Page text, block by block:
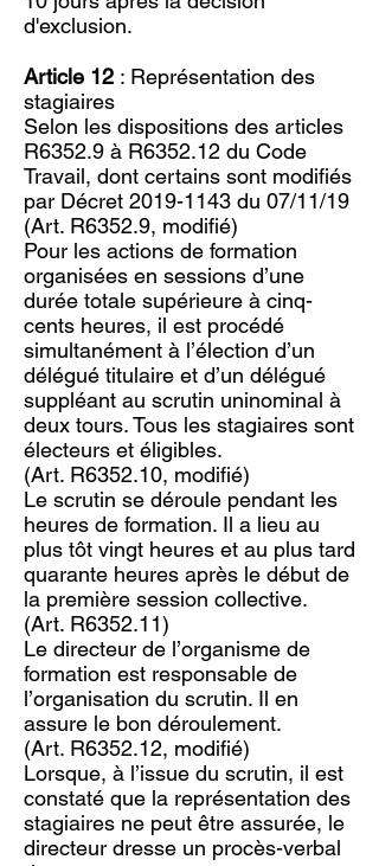
d'exclusion.
Article 12 : Représentation des
stagiaires
Selon les dispositions des articles
R6352.9 à R6352.12 du Code
Travail, dont certains sont modifiés
par Décret 2019-1143 du 07/11/19
(Art. R6352.9, modifié)
Pour les actions de formation
organisées en sessions d’une
durée totale supérieure à cinq-
cents heures, il est procédé
simultanément à l’élection d’un
délégué titulaire et d’un délégué
suppléant au scrutin uninominal à
deux tours. Tous les stagiaires sont
électeurs et éligibles.
(Art. R6352.10, modifié)
Le scrutin se déroule pendant les
heures de formation. Il a lieu au
plus tôt vingt heures et au plus tard
quarante heures après le début de
la première session collective.
(Art. R6352.11)
Le directeur de l’organisme de
formation est responsable de
l’organisation du scrutin. Il en
assure le bon déroulement.
(Art. R6352.12, modifié)
Lorsque, à l’issue du scrutin, il est
constaté que la représentation des
stagiaires ne peut être assurée, le
directeur dresse un procès-verbal